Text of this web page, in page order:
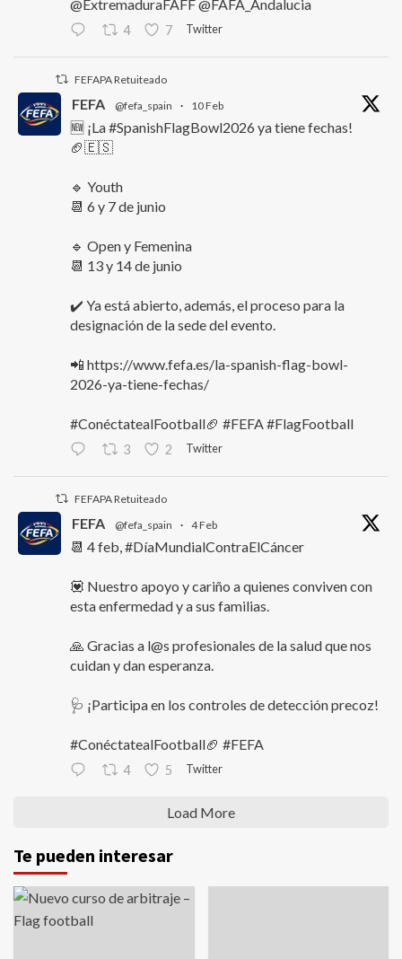
@ExtremaduraFAFF @FAFA_Andalucia
4 7 Twitter
FEFAPA Retuiteado
FEFA @fefa_spain · 10 Feb
🆕 ¡La #SpanishFlagBowl2026 ya tiene fechas!
🏈🇪🇸
🔹 Youth
📆 6 y 7 de junio
🔹 Open y Femenina
📆 13 y 14 de junio
✔️ Ya está abierto, además, el proceso para la
designación de la sede del evento.
📲 https://www.fefa.es/la-spanish-flag-bowl-
2026-ya-tiene-fechas/
#ConéctatealFootball🏈 #FEFA #FlagFootball
3 2 Twitter
FEFAPA Retuiteado
FEFA @fefa_spain · 4 Feb
📆 4 feb, #DíaMundialContraElCáncer
💟 Nuestro apoyo y cariño a quienes conviven con
esta enfermedad y a sus familias.
🙏 Gracias a l@s profesionales de la salud que nos
cuidan y dan esperanza.
🩺 ¡Participa en los controles de detección precoz!
#ConéctatealFootball🏈 #FEFA
4 5 Twitter
Load More
Te pueden interesar